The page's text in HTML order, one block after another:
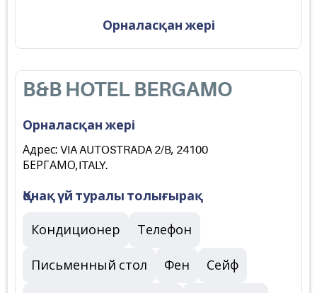
Орналасқан жері
B&B HOTEL BERGAMO
Орналасқан жері
Адрес: VIA AUTOSTRADA 2/B, 24100
БЕРГАМО,ITALY.
Қонақ үй туралы толығырақ
Кондиционер Телефон
Письменный стол Фен Сейф